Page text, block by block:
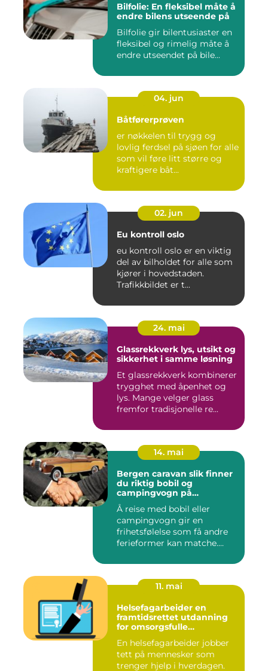
Bilfolie: En fleksibel måte å
endre bilens utseende på
Bilfolie gir bilentusiaster en
fleksibel og rimelig måte å
endre utseendet på bile...
04. jun
Båtførerprøven
er nøkkelen til trygg og
lovlig ferdsel på sjøen for alle
som vil føre litt større og
kraftigere båt...
02. jun
Eu kontroll oslo
eu kontroll oslo er en viktig
del av bilholdet for alle som
kjører i hovedstaden.
Trafikkbildet er t...
24. mai
Glassrekkverk lys, utsikt og
sikkerhet i samme løsning
Et glassrekkverk kombinerer
trygghet med åpenhet og
lys. Mange velger glass
fremfor tradisjonelle re...
14. mai
Bergen caravan slik finner
du riktig bobil og
campingvogn på
vestlandet
Å reise med bobil eller
campingvogn gir en
frihetsfølelse som få andre
ferieformer kan matche.
11. mai
Helsefagarbeider en
framtidsrettet utdanning
for omsorgsfulle
En helsefagarbeider jobber
tett på mennesker som
trenger hjelp i hverdagen.